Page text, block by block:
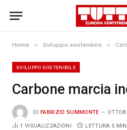
Home » Sviluppo sostenibile »
SVILUPPO SOSTENIBILE
Carbone marcia
DI FABRIZIO SUMMONTE
1VISUALIZZAZIONI LETTURA 5